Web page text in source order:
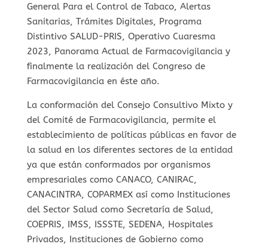
General Para el Control de Tabaco, Alertas
Sanitarias, Trámites Digitales, Programa
Distintivo SALUD-PRIS, Operativo Cuaresma
2023, Panorama Actual de Farmacovigilancia y
finalmente la realización del Congreso de
Farmacovigilancia en éste año.
La conformación del Consejo Consultivo Mixto y
del Comité de Farmacovigilancia, permite el
establecimiento de políticas públicas en favor de
la salud en los diferentes sectores de la entidad
ya que están conformados por organismos
empresariales como CANACO, CANIRAC,
CANACINTRA, COPARMEX así como Instituciones
del Sector Salud como Secretaría de Salud,
COEPRIS, IMSS, ISSSTE, SEDENA, Hospitales
Privados, Instituciones de Gobierno como